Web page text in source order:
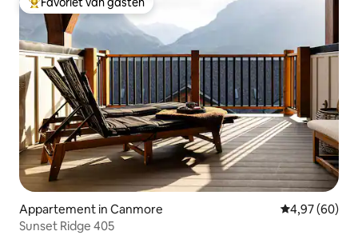
Topfavoriet van gasten
Appartement in Canmore Gemiddelde
4,97 (60)
Sunset Ridge 405